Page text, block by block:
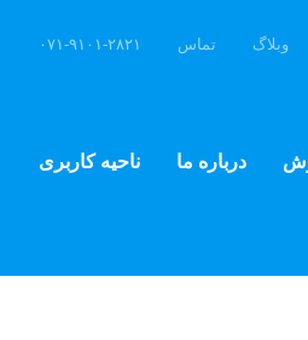
ناحیه کاربری درباره ما
۰۷۱-۹۱۰۱-۲۸۲۱ تماس وبلاگ